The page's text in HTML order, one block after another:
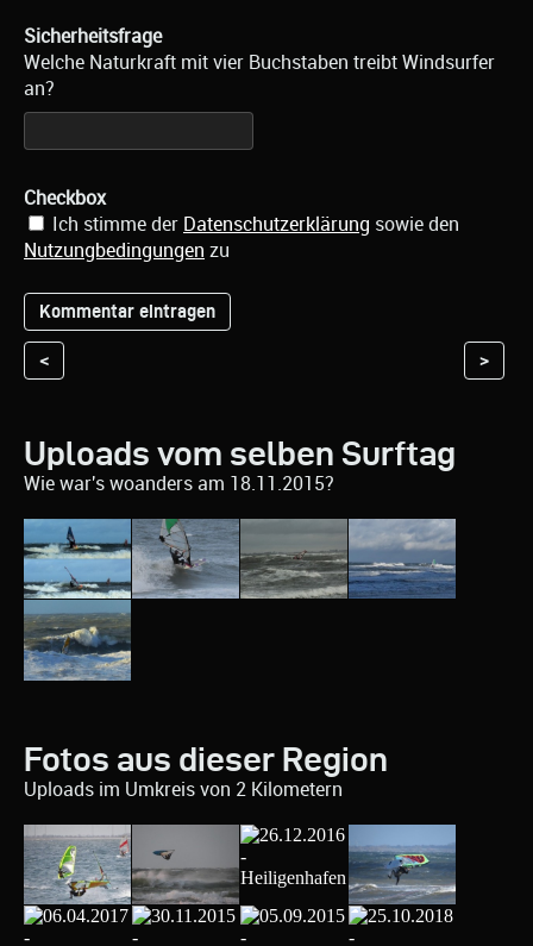
Sicherheitsfrage
Welche Naturkraft mit vier Buchstaben treibt Windsurfer
an?
Checkbox
Ich stimme der Datenschutzerklärung sowie den
Nutzungbedingungen zu
< >
Uploads vom selben Surftag
Wie war's woanders am 18.11.2015?
Fotos aus dieser Region
Uploads im Umkreis von 2 Kilometern